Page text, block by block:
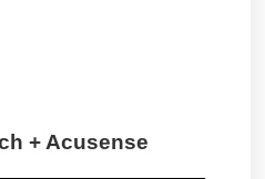
+ Acusense